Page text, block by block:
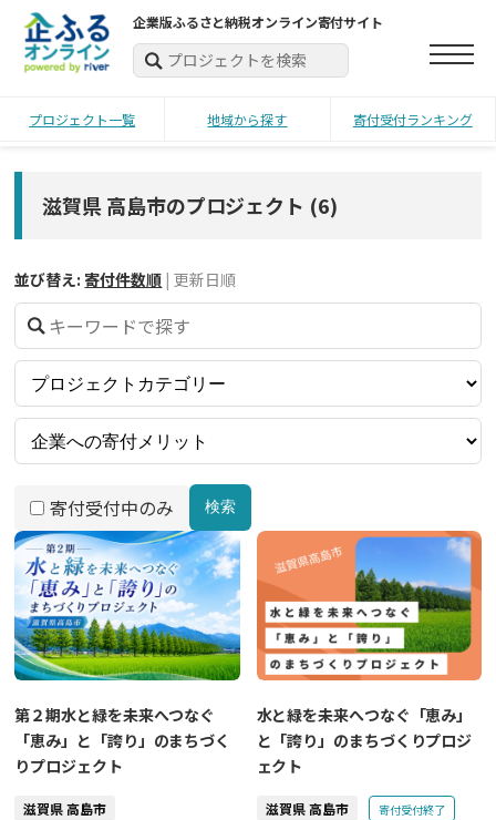
企業版ふるさと納税オンライン寄付サイト
プロジェクト一覧 地域から探す 寄付受付ランキング
滋賀県 高島市のプロジェクト (6)
並び替え: 寄付件数順 | 更新日順
寄付受付中のみ 検索
第２期水と緑を未来へつなぐ
「恵み」と「誇り」のまちづく
りプロジェクト
滋賀県 高島市
水と緑を未来へつなぐ「恵み」
と「誇り」のまちづくりプロジ
ェクト
滋賀県 高島市 寄付受付終了